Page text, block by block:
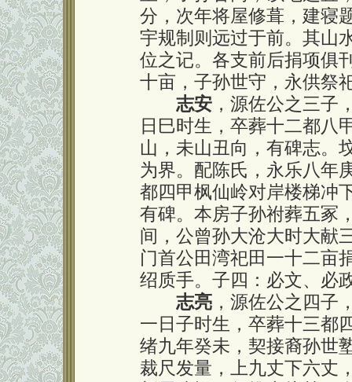
分，次年将屋修葺，建寝
宇规制则远过于前。其山
位之记。各支前后捐项俱
十亩，子孙世守，永供祭
志安 ，源佐公之三子
日巳时生，卒葬十二都八
山，未山丑向，有碑志。
为界。配陈氏，永乐八年
都四甲枫仙岭对岸楼梯冲
有碑。本房子孙祔葬五冢
间，公曾孙大沧大时大献
门首公田湾祀田一十二亩
绍质手。子四：必文、必
志亮 ，源佐公之四子
一日子时生，卒葬十三都
绪九年癸未，契接裔孙世
裁尺发量，上九丈下六丈